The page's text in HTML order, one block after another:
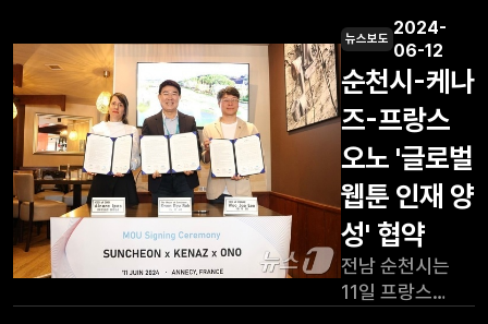
뉴스보도
2024-
06-12
순천시-케나
즈-프랑스
오노 '글로벌
웹툰 인재 양
성' 협약
전남 순천시는
11일 프랑스